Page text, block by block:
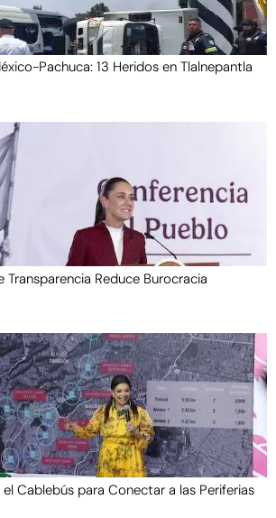
Pachuca: 13 Heridos en Tlalnepantla
Transparencia Reduce Burocracia
Cablebús para Conectar a las Periferias